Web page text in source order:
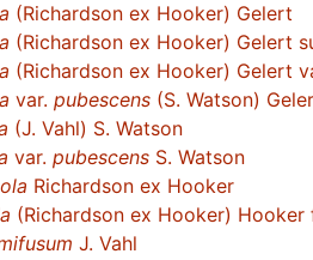
(Richardson ex Hooker) Gelert
(Richardson ex Hooker) Gelert
(Richardson ex Hooker) Gelert
var. pubescens (S. Watson)
(J. Vahl) S. Watson
var. pubescens S. Watson
Richardson ex Hooker
(Richardson ex Hooker) Hooker
J. Vahl